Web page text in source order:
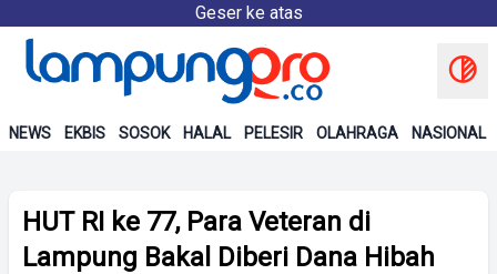
Geser ke atas
NEWS EKBIS SOSOK HALAL PELESIR OLAHRAGA NASIONAL
HUT RI ke 77, Para Veteran di
Lampung Bakal Diberi Dana Hibah